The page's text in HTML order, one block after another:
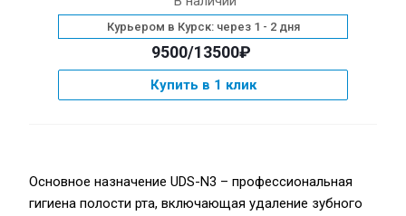
Курьером в Курск: через 1 - 2 дня
9500/13500₽
Купить в 1 клик
Основное назначение UDS-N3 – профессиональная
гигиена полости рта, включающая удаление зубного